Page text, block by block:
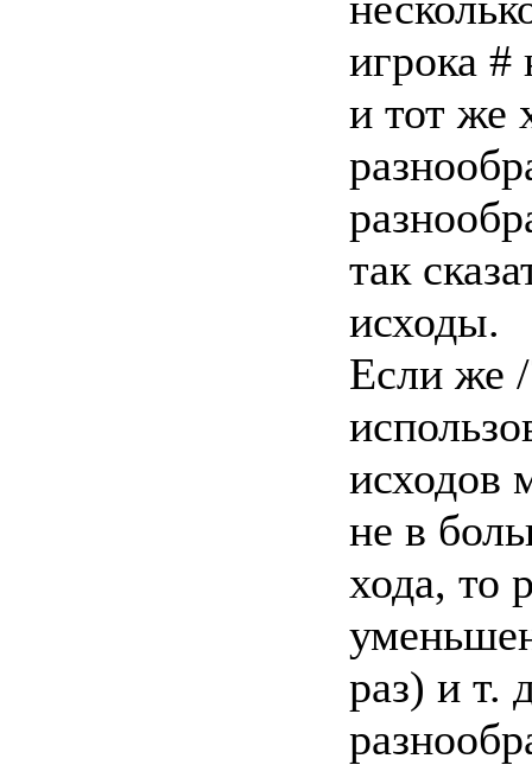
игрока #
и тот же
так
исходы.
Если же
исходов
не в
хода, то
раз) и т.